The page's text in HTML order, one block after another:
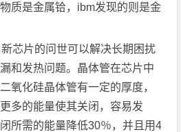
质是金属铪，ibm发现的则是金
芯片的问世可以解决长期困扰
和发热问题。晶体管在芯片中
氧化硅晶体管有一定的厚度，
多的能量使其关闭，容易发
所需的能量降低30％，并且用4